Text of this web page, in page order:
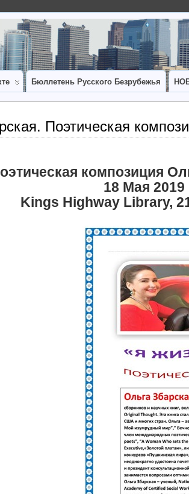
Бюллетень Русского Безрубежья
Поэтическая
композиция
18 Мая
Kings Highway Library,